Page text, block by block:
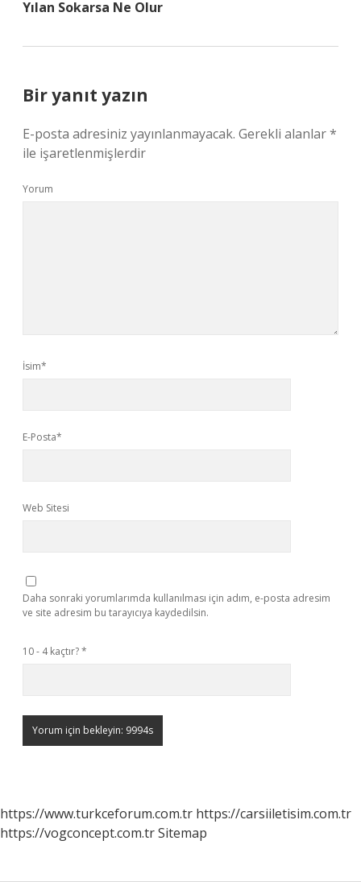
Yılan Sokarsa Ne Olur
Bir yanıt yazın
E-posta adresiniz yayınlanmayacak. Gerekli alanlar*
ile işaretlenmişlerdir
Yorum
İsim*
E-Posta*
Web Sitesi
Daha sonraki yorumlarımda kullanılması için adım, e-posta adresim
ve site adresim bu tarayıcıya kaydedilsin.
10 - 4 kaçtır?*
https://www.turkceforum.com.tr https://carsiiletisim.com.tr
https://vogconcept.com.trSitemap